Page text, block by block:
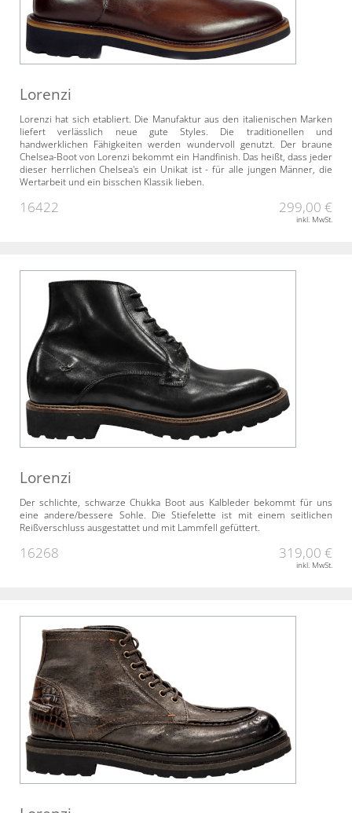
Lorenzi
Lorenzi hat sich etabliert. Die Manufaktur aus den italienischen Marken
liefert verlässlich neue gute Styles. Die traditionellen und
handwerklichen Fähigkeiten werden wundervoll genutzt. Der braune
Chelsea-Boot von Lorenzi bekommt ein Handfinish. Das heißt, dass jeder
dieser herrlichen Chelsea's ein Unikat ist - für alle jungen Männer, die
Wertarbeit und ein bisschen Klassik lieben.
16422 299,00 €
inkl. MwSt.
Lorenzi
Der schlichte, schwarze Chukka Boot aus Kalbleder bekommt für uns
eine andere/bessere Sohle. Die Stiefelette ist mit einem seitlichen
Reißverschluss ausgestattet und mit Lammfell gefüttert.
16268 319,00 €
inkl. MwSt.